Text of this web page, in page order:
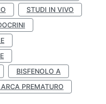
STUDI IN VIVO
BISFENOLO A
PREMATURO